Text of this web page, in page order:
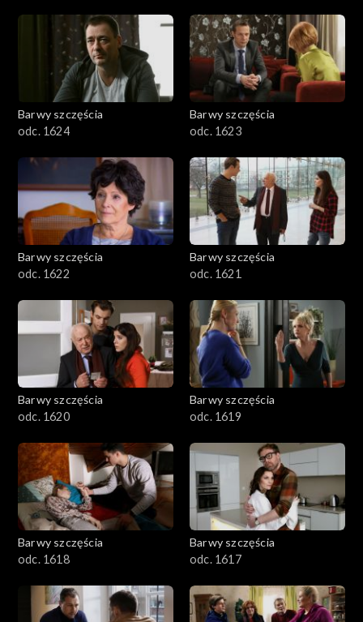
Barwy szczęścia
odc. 1624
Barwy szczęścia
odc. 1623
Barwy szczęścia
odc. 1622
Barwy szczęścia
odc. 1621
Barwy szczęścia
odc. 1620
Barwy szczęścia
odc. 1619
Barwy szczęścia
odc. 1618
Barwy szczęścia
odc. 1617